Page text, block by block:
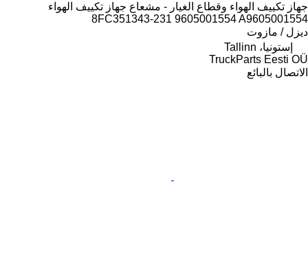
جهاز تكييف الهواء وقطاع الغيار - مشعاع جهاز تكييف الهواء
8FC351343-231 9605001554 A9605001554
ديزل / مازوت
إستونيا، Tallinn
TruckParts Eesti OÜ
الاتصال بالبائع